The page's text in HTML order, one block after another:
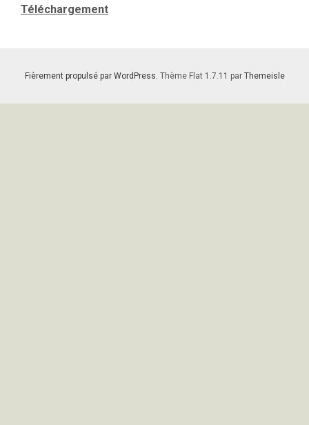
Téléchargement
Fièrement propulsé par WordPress. Thème Flat 1.7.11 par Themeisle